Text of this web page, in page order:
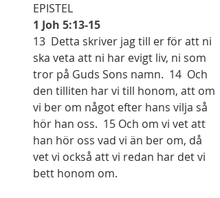
EPISTEL
1 Joh 5:13-15
13  Detta skriver jag till er för att ni
ska veta att ni har evigt liv, ni som
tror på Guds Sons namn.  14  Och
den tilliten har vi till honom, att om
vi ber om något efter hans vilja så
hör han oss.  15 Och om vi vet att
han hör oss vad vi än ber om, då
vet vi också att vi redan har det vi
bett honom om.